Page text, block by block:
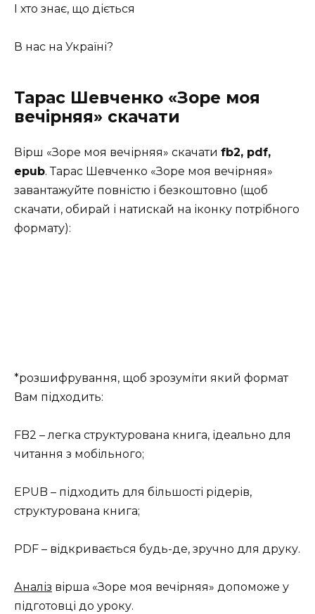
І хто знає, що діється
В нас на Україні?
Тарас Шевченко «Зоре моя
вечірняя» скачати
Вірш «Зоре моя вечірняя» скачати fb2, pdf,
epub. Тарас Шевченко «Зоре моя вечірняя»
завантажуйте повністю і безкоштовно (щоб
скачати, обирай і натискай на іконку потрібного
формату):
*розшифрування, щоб зрозуміти який формат
Вам підходить:
FB2 – легка структурована книга, ідеально для
читання з мобільного;
EPUB – підходить для більшості рідерів,
структурована книга;
PDF – відкривається будь-де, зручно для друку.
Аналіз вірша «Зоре моя вечірняя» допоможе у
підготовці до уроку.